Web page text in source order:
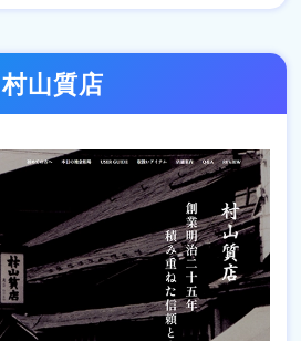
村山質店